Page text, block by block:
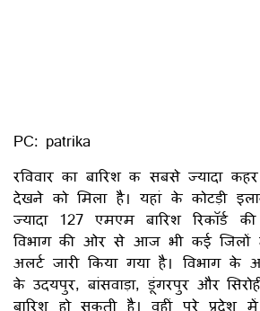
PC: patrika
रविवार का बारिश क सबसे ज्यादा
देखने को मिला है। यहां के कोटड़ी
ज्यादा 127 एमएम बारिश
विभाग की ओर से आज भी कई जिलों में
अलर्ट जारी किया गया है। विभाग के
के उदयपुर, बांसवाड़ा, डूंगरपुर और
बारिश हो सकती है। वहीं पूरे प्रदेश